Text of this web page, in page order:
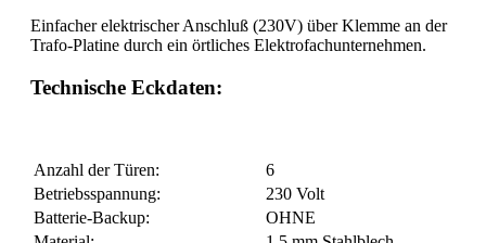
Einfacher elektrischer Anschluß (230V) über Klemme an der
Trafo-Platine durch ein örtliches Elektrofachunternehmen.
Technische Eckdaten:
Anzahl der Türen:
6
Betriebsspannung:
230 Volt
Batterie-Backup:
OHNE